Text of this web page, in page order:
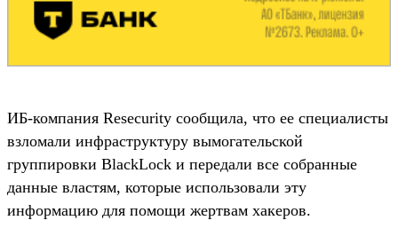
ИБ-компания Resecurity сообщила, что ее специалисты
взломали инфраструктуру вымогательской
группировки BlackLock и передали все собранные
данные властям, которые использовали эту
информацию для помощи жертвам хакеров.